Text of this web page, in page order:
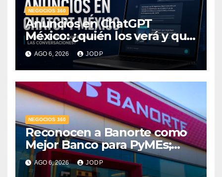
NEGOCIOS 360
Anuncios en ChatGPT
México: ¿quién los verá y qué
pasará con las
conversaciones?
AGO 6, 2026 JODP
NEGOCIOS 360
Reconocen a Banorte como
Mejor Banco para PyMEs;
supera 14% del mercado
crediticio
AGO 6, 2026 JODP